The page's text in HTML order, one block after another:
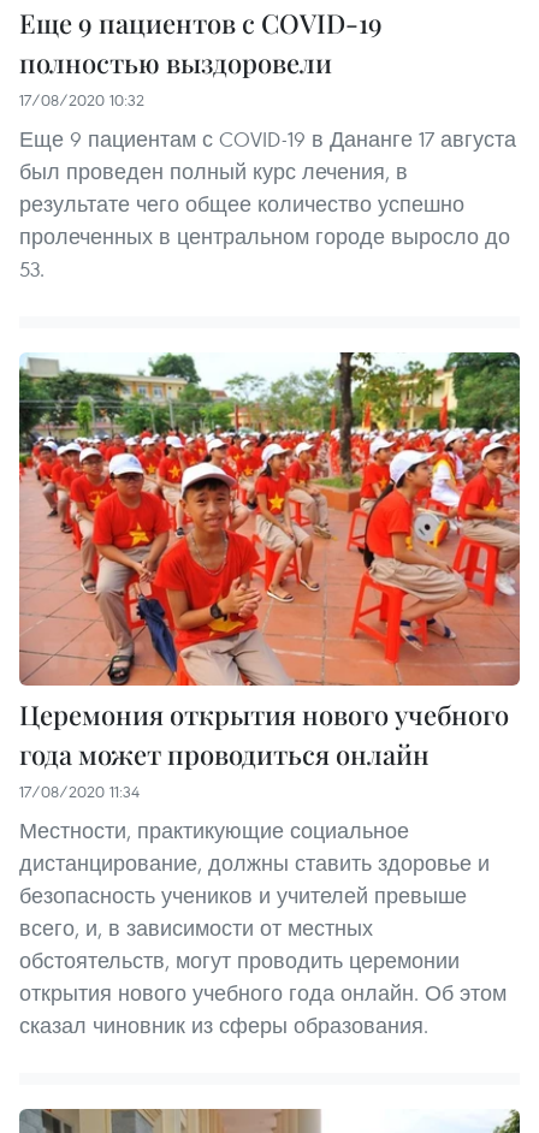
Еще 9 пациентов с COVID-19
полностью выздоровели
17/08/2020 10:32
Еще 9 пациентам с COVID-19 в Дананге 17 августа
был проведен полный курс лечения, в
результате чего общее количество успешно
пролеченных в центральном городе выросло до
53.
Церемония открытия нового учебного
года может проводиться онлайн
17/08/2020 11:34
Местности, практикующие социальное
дистанцирование, должны ставить здоровье и
безопасность учеников и учителей превыше
всего, и, в зависимости от местных
обстоятельств, могут проводить церемонии
открытия нового учебного года онлайн. Об этом
сказал чиновник из сферы образования.